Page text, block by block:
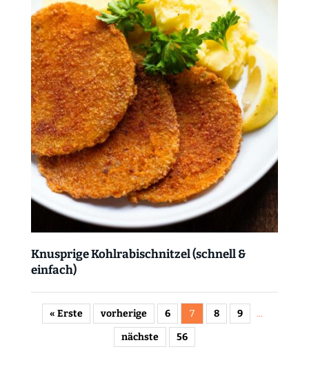
Knusprige Kohlrabischnitzel (schnell &
einfach)
« Erste vorherige 6 7 8 9
...
nächste
56